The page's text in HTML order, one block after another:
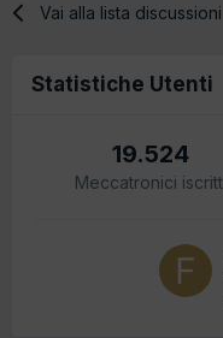
Vai alla lista discussioni
Statistiche Utenti
19.524
Meccatronici